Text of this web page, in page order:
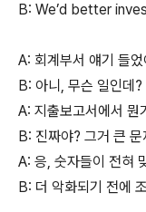
B: We’d better
A: 회계부서 얘기 들었
B: 아니, 무슨 일인데?
A: 지출보고서에서 뭔
B: 진짜야? 그거 큰
A: 응, 숫자들이 전혀
B: 더 악화되기 전에